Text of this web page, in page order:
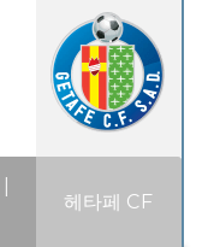
헤타페 CF